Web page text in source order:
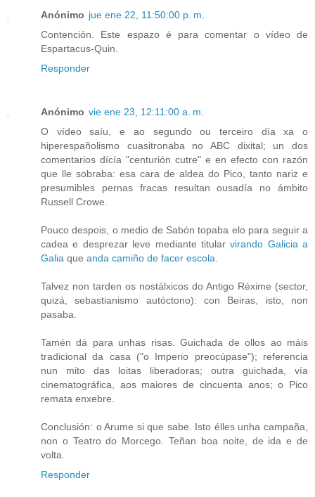
Anónimo jue ene 22, 11:50:00 p. m.
Contención. Este espazo é para comentar o vídeo de
Espartacus-Quin.
Responder
Anónimo vie ene 23, 12:11:00 a. m.
O vídeo saíu, e ao segundo ou terceiro día xa o
hiperespañolismo cuasitronaba no ABC dixital; un dos
comentarios dícía "centurión cutre" e en efecto con razón
que lle sobraba: esa cara de aldea do Pico, tanto nariz e
presumibles pernas fracas resultan ousadía no ámbito
Russell Crowe.
Pouco despois, o medio de Sabón topaba elo para seguir a
cadea e desprezar leve mediante titularvirando Galicia a
Galia que anda camiño de facer escola
Talvez non tarden os nostálxicos do Antigo Réxime (sector,
quizá, sebastianismo autóctono): con Beiras, isto, non
pasaba.
Tamén dá para unhas risas. Guichada de ollos ao máis
tradicional da casa ("o Imperio preocúpase"); referencia
nun mito das loitas liberadoras; outra guichada, vía
cinematográfica, aos maiores de cincuenta anos; o Pico
remata enxebre.
Conclusión: o Arume si que sabe. Isto élles unha campaña,
non o Teatro do Morcego. Teñan boa noite, de ida e de
volta.
Responder